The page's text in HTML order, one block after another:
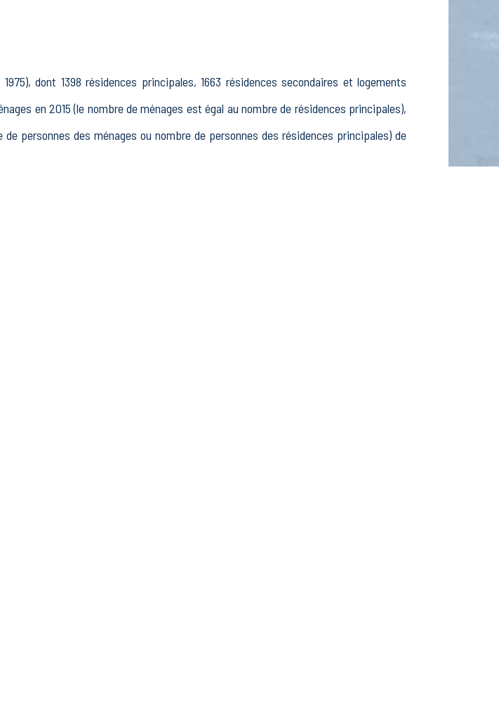
dont 1398 résidences principales, 1663 résidences secondaires et logements
en 2015 (le nombre de ménages est égal au nombre de résidences principales),
personnes des ménages ou nombre de personnes des résidences principales) de